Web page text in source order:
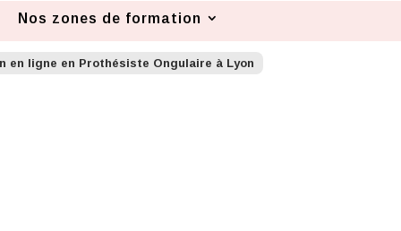
Nos zones de formation
en ligne en Prothésiste Ongulaire à Lyon